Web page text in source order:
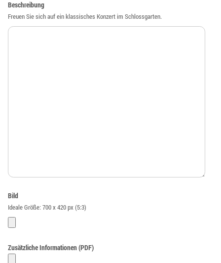
Beschreibung
Freuen Sie sich auf ein klassisches Konzert im Schlossgarten.
Bild
Ideale Größe: 700 x 420 px (5:3)
Zusätzliche Informationen (PDF)